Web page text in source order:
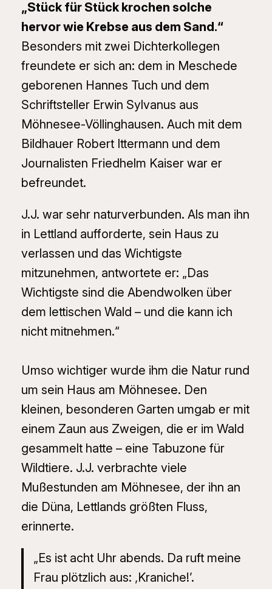
„Stück für Stück krochen solche
hervor wie Krebse aus dem Sand.“
Besonders mit zwei Dichterkollegen
freundete er sich an: dem in Meschede
geborenen Hannes Tuch und dem
Schriftsteller Erwin Sylvanus aus
Möhnesee-Völlinghausen. Auch mit dem
Bildhauer Robert Ittermann und dem
Journalisten Friedhelm Kaiser war er
befreundet.
J.J. war sehr naturverbunden. Als man ihn
in Lettland aufforderte, sein Haus zu
verlassen und das Wichtigste
mitzunehmen, antwortete er: „Das
Wichtigste sind die Abendwolken über
dem lettischen Wald – und die kann ich
nicht mitnehmen.“
Umso wichtiger wurde ihm die Natur rund
um sein Haus am Möhnesee. Den
kleinen, besonderen Garten umgab er mit
einem Zaun aus Zweigen, die er im Wald
gesammelt hatte – eine Tabuzone für
Wildtiere. J.J. verbrachte viele
Mußestunden am Möhnesee, der ihn an
die Düna, Lettlands größten Fluss,
erinnerte.
„Es ist acht Uhr abends. Da ruft meine
Frau plötzlich aus: ‚Kraniche!’.